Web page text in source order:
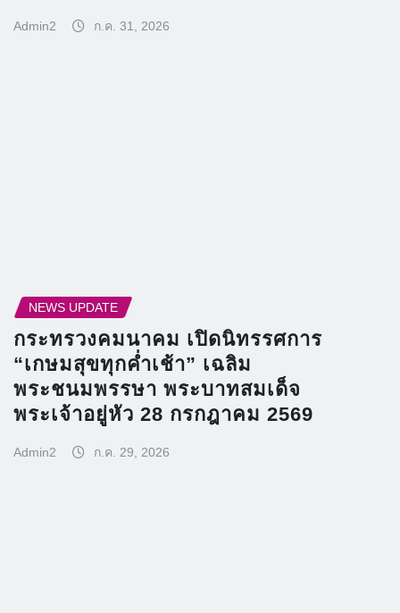
Admin2 ก.ค. 31, 2026
NEWS UPDATE
กระทรวงคมนาคม เปิดนิทรรศการ
“เกษมสุขทุกค่ำเช้า” เฉลิม
พระชนมพรรษา พระบาทสมเด็จ
พระเจ้าอยู่หัว 28 กรกฎาคม 2569
Admin2 ก.ค. 29, 2026